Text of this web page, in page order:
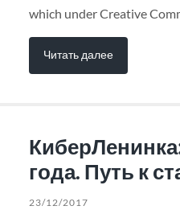
which under Creative
Читать далее
года. Путь к
23/12/2017